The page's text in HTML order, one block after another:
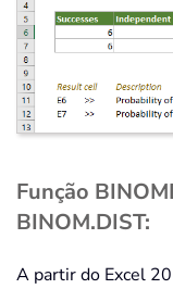
Função
BINOM.DIST:
A partir do Excel